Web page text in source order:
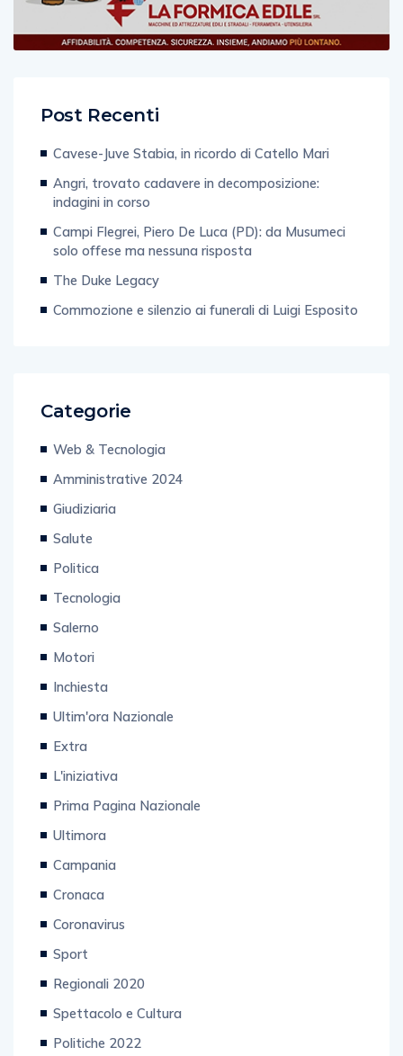
Post Recenti
Cavese-Juve Stabia, in ricordo di Catello Mari
Angri, trovato cadavere in decomposizione:
indagini in corso
Campi Flegrei, Piero De Luca (PD): da Musumeci
solo offese ma nessuna risposta
The Duke Legacy
Commozione e silenzio ai funerali di Luigi Esposito
Categorie
Web & Tecnologia
Amministrative 2024
Giudiziaria
Salute
Politica
Tecnologia
Salerno
Motori
Inchiesta
Ultim'ora Nazionale
Extra
L'iniziativa
Prima Pagina Nazionale
Ultimora
Campania
Cronaca
Coronavirus
Sport
Regionali 2020
Spettacolo e Cultura
Politiche 2022